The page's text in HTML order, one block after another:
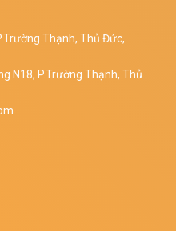
Thạnh, Thủ Đức,
N18, P.Trường Thạnh, Thủ